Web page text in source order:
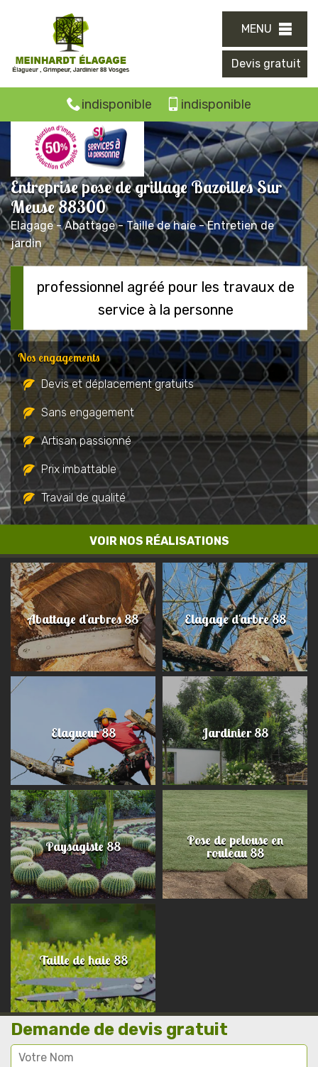
MENU
Devis gratuit
indisponible indisponible
Entreprise pose de grillage Bazoilles Sur
Meuse 88300
Elagage - Abattage - Taille de haie - Entretien de
jardin
VOIR NOS RÉALISATIONS
professionnel agréé pour les travaux de
service à la personne
Nos engagements
Devis et déplacement gratuits
Sans engagement
Artisan passionné
Prix imbattable
Travail de qualité
Abattage d'arbres 88 Elagage d'arbre 88
Elagueur 88 Jardinier 88
Paysagiste 88 Pose de pelouse en
rouleau 88
Taille de haie 88
Demande de devis gratuit